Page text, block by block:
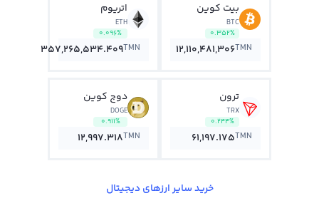
بیت کوین
BTC
0.352%
12,110,481,306TMN
اتریوم
ETH
0.096%
357,265,534.409TMN
ترون
TRX
0.244%
61,197.175TMN
دوج کوین
DOGE
0.911%
12,997.318TMN
خرید سایر ارزهای دیجیتال